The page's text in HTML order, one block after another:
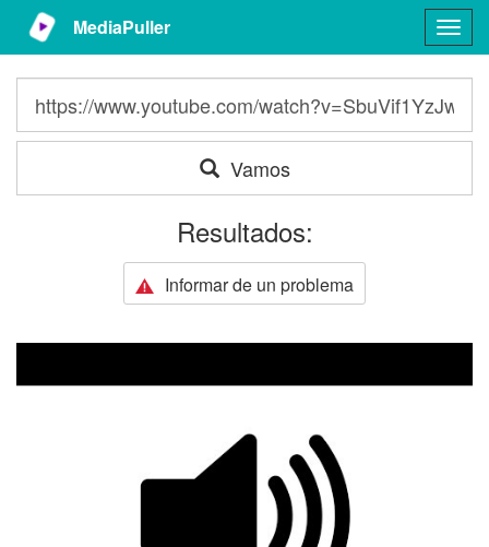
MediaPuller
Vamos
Resultados:
Informar de un problema